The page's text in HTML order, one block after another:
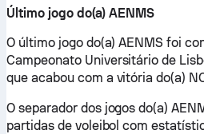
Último jogo do(a) AENMS
O último jogo do(a) AENMS foi
Campeonato Universitário de
que acabou com a vitória do(a)
O separador dos jogos do(a)
partidas de voleibol com